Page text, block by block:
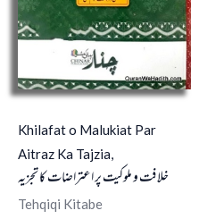
Khilafat o Malukiat Par
Aitraz Ka Tajzia,
خلافت و ملوکیت پر اعتراضات کا تجزیہ
Tehqiqi Kitabe